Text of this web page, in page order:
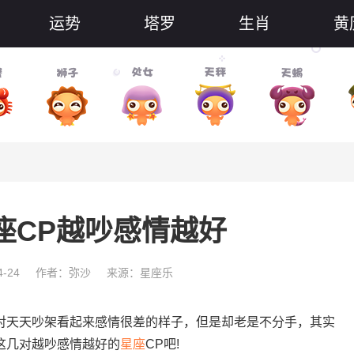
运势 塔罗 生肖 黄
CP越吵感情越好
24 作者：弥沙 来源：星座乐
吵架看起来感情很差的样子，但是却老是不分手，其实
几对越吵感情越好的星座CP吧!